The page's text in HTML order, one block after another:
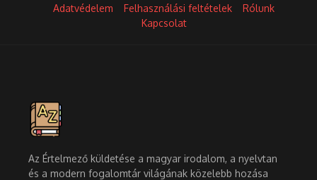
Adatvédelem Felhasználási feltételek
Rólunk
Kapcsolat
Az Értelmező küldetése a magyar irodalom, a nyelvtan
és a modern fogalomtár világának közelebb hozása